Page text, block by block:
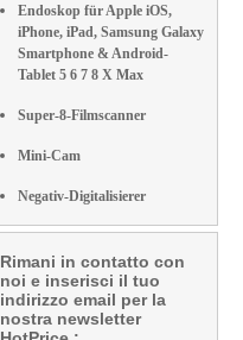
Endoskop für Apple iOS,
iPhone, iPad, Samsung Galaxy
Smartphone & Android-
Tablet 5 6 7 8 X Max
Super-8-Filmscanner
Mini-Cam
Negativ-Digitalisierer
Rimani in contatto con
noi e inserisci il tuo
indirizzo email per la
nostra newsletter